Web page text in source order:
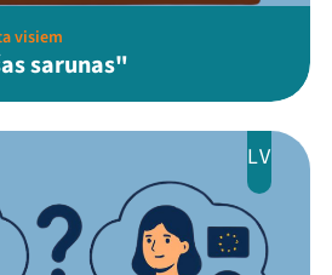
visiem
sarunas"
LV